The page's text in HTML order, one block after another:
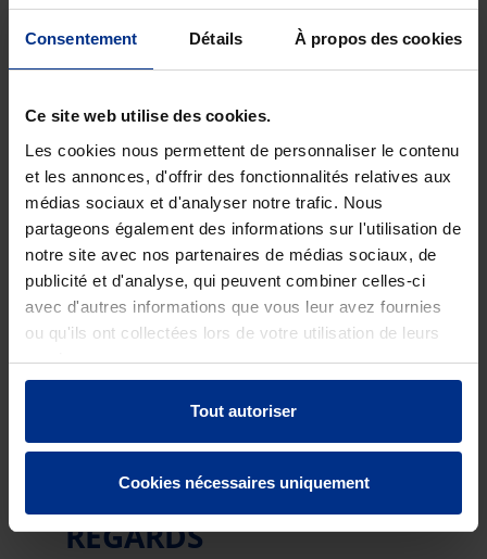
Consentement Détails À propos des cookies
Ce site web utilise des cookies.
Les cookies nous permettent de personnaliser le contenu
et les annonces, d'offrir des fonctionnalités relatives aux
médias sociaux et d'analyser notre trafic. Nous
partageons également des informations sur l'utilisation de
notre site avec nos partenaires de médias sociaux, de
publicité et d'analyse, qui peuvent combiner celles-ci
avec d'autres informations que vous leur avez fournies
ou qu'ils ont collectées lors de votre utilisation de leurs
services.
Tout autoriser
Cookies nécessaires uniquement
En savoir plus sur la construction
RÉHABILITATION DES
REGARDS